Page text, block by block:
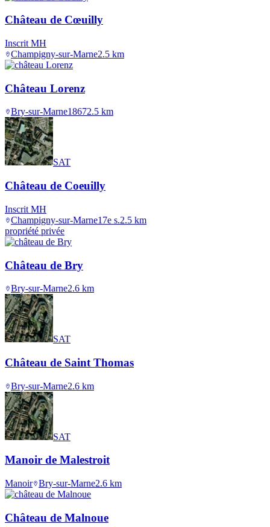
Château de Cœuilly
Inscrit MH
Champigny-sur-Marne2.5 km
Château Lorenz
Bry-sur-Marne18672.5 km
SAT
Château de Coeuilly
Inscrit MH
Champigny-sur-Marne17e s.2.5 km
propriété privée
Château de Bry
Bry-sur-Marne2.6 km
SAT
Château de Saint Thomas
Bry-sur-Marne2.6 km
SAT
Manoir de Malestroit
Manoir Bry-sur-Marne2.6 km
Château de Malnoue